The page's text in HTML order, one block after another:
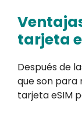
tarjeta
Después de
que son para
tarjeta eSIM